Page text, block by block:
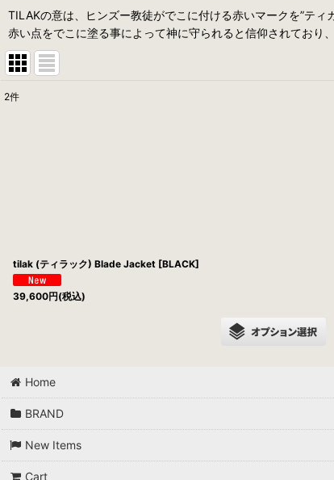
TILAKの意は、ヒンズー教徒がでこに付ける赤いマークを”ティ
赤い点をでこに塗る事によって神に守られると信仰されており
2件
tilak (ティラック) Blade Jacket [BLACK]
39,600円(税込)
Home
BRAND
New Items
Cart